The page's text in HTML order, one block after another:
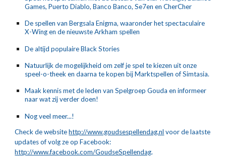
Games, Puerto Diablo, Banco Banco, Se7en en CherCher
De spellen van Bergsala Enigma, waaronder het spectaculaire
X-Wing en de nieuwste Arkham spellen
De altijd populaire Black Stories
Natuurlijk de mogelijkheid om zelf je spel te kiezen uit onze
speel-o-theek en daarna te kopen bij Marktspellen of Simtasia.
Maak kennis met de leden van Spelgroep Gouda en informeer
naar wat zij verder doen!
Nog veel meer...!
Check de website http://www.goudsespellendag.nl voor de laatste
http://www.facebook.com/GoudseSpellendag.